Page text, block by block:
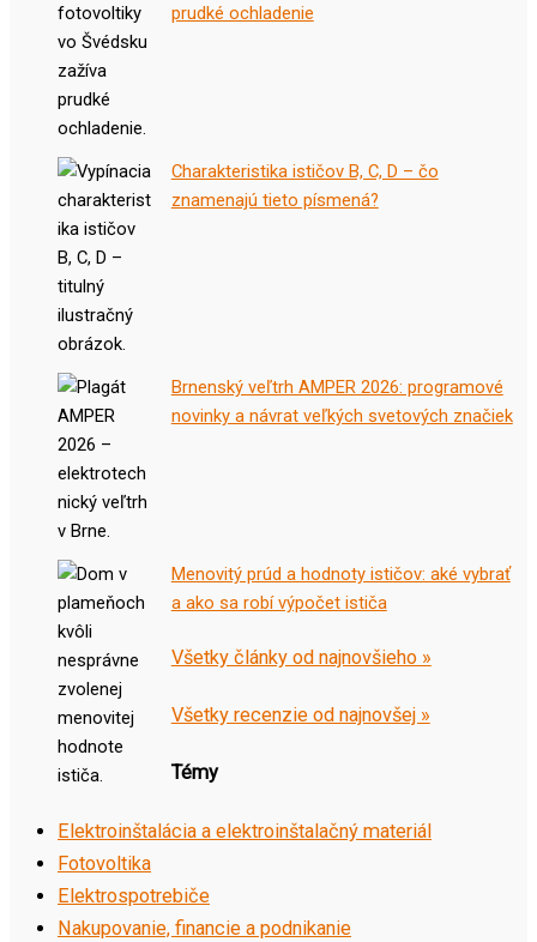
prudké ochladenie
Charakteristika ističov B, C, D – čo
znamenajú tieto písmená?
Brnenský veľtrh AMPER 2026: programové
novinky a návrat veľkých svetových značiek
Menovitý prúd a hodnoty ističov: aké vybrať
a ako sa robí výpočet ističa
Všetky články od najnovšieho »
Všetky recenzie od najnovšej »
Témy
Elektroinštalácia a elektroinštalačný materiál
Fotovoltika
Elektrospotrebiče
Nakupovanie, financie a podnikanie